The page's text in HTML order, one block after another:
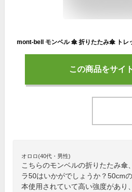
この商品をサイ
オロロ(40代・男性)
こちらのモンベルの折りたたみ傘
ラ50はいかがでしょうか？50cm
本使用されていて高い強度があり